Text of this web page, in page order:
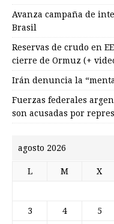
Avanza campaña de
Brasil
Reservas de crudo en
cierre de Ormuz (+
Irán denuncia la
Fuerzas federales
son acusadas por
agosto 2026
L M X
3 4 5